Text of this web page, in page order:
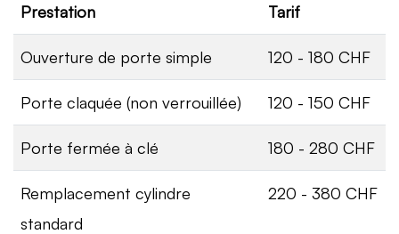
Prestation Tarif
Ouverture de porte simple 120 - 180 CHF
Porte claquée (non verrouillée) 120 - 150 CHF
Porte fermée à clé 180 - 280 CHF
Remplacement cylindre
standard
220 - 380 CHF